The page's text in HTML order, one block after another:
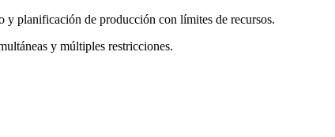
y planificación de producción con límites de recursos.
y múltiples restricciones.